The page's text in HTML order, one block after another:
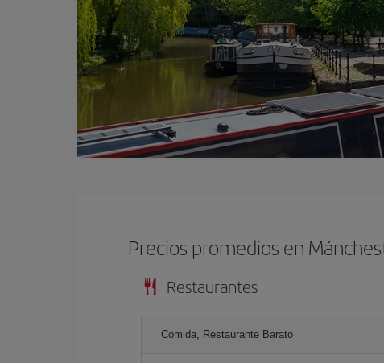
Precios promedios en
Restaurantes
Comida, Restaurante Barato